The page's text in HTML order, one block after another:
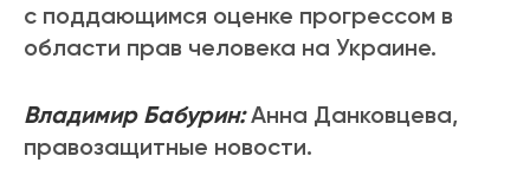
с поддающимся оценке прогрессом в
области прав человека на Украине.
Владимир Бабурин:Анна Данковцева,
правозащитные новости.